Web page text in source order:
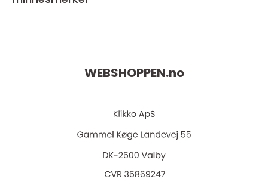
WEBSHOPPEN.no